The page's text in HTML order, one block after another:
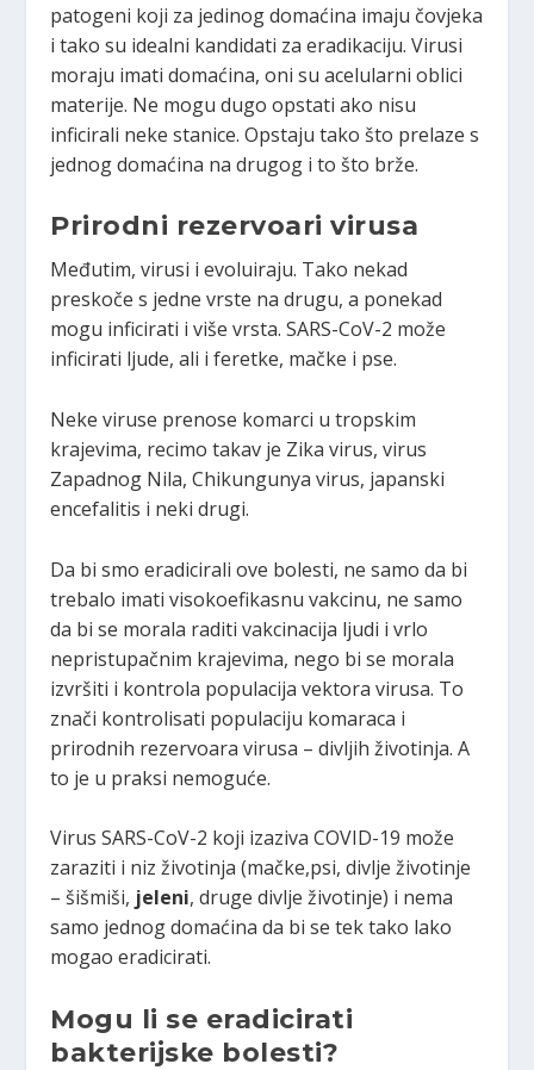
patogeni koji za jedinog domaćina imaju čovjeka
i tako su idealni kandidati za eradikaciju. Virusi
moraju imati domaćina, oni su acelularni oblici
materije. Ne mogu dugo opstati ako nisu
inficirali neke stanice. Opstaju tako što prelaze s
jednog domaćina na drugog i to što brže.
Prirodni rezervoari virusa
Međutim, virusi i evoluiraju. Tako nekad
preskoče s jedne vrste na drugu, a ponekad
mogu inficirati i više vrsta. SARS-CoV-2 može
inficirati ljude, ali i feretke, mačke i pse.
Neke viruse prenose komarci u tropskim
krajevima, recimo takav je Zika virus, virus
Zapadnog Nila, Chikungunya virus, japanski
encefalitis i neki drugi.
Da bi smo eradicirali ove bolesti, ne samo da bi
trebalo imati visokoefikasnu vakcinu, ne samo
da bi se morala raditi vakcinacija ljudi i vrlo
nepristupačnim krajevima, nego bi se morala
izvršiti i kontrola populacija vektora virusa. To
znači kontrolisati populaciju komaraca i
prirodnih rezervoara virusa – divljih životinja. A
to je u praksi nemoguće.
Virus SARS-CoV-2 koji izaziva COVID-19 može
zaraziti i niz životinja (mačke,psi, divlje životinje
– šišmiši, jeleni, druge divlje životinje) i nema
samo jednog domaćina da bi se tek tako lako
mogao eradicirati.
Mogu li se eradicirati
bakterijske bolesti?